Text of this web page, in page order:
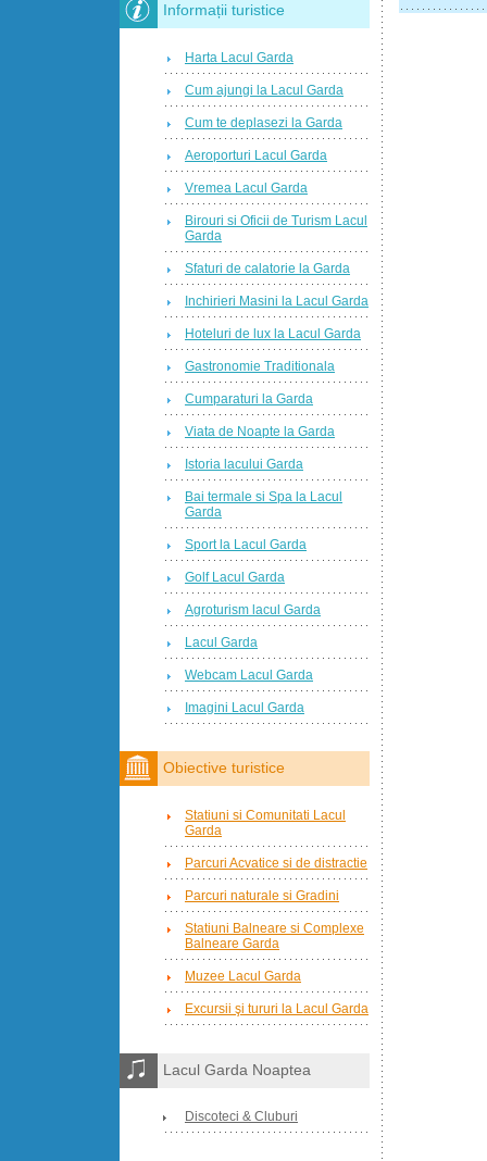
Informații turistice
Harta Lacul Garda
Cum ajungi la Lacul Garda
Cum te deplasezi la Garda
Aeroporturi Lacul Garda
Vremea Lacul Garda
Birouri si Oficii de Turism Lacul
Garda
Sfaturi de calatorie la Garda
Inchirieri Masini la Lacul Garda
Hoteluri de lux la Lacul Garda
Gastronomie Traditionala
Cumparaturi la Garda
Viata de Noapte la Garda
Istoria lacului Garda
Bai termale si Spa la Lacul
Garda
Sport la Lacul Garda
Golf Lacul Garda
Agroturism lacul Garda
Lacul Garda
Webcam Lacul Garda
Imagini Lacul Garda
Obiective turistice
Statiuni si Comunitati Lacul
Garda
Parcuri Acvatice si de distractie
Parcuri naturale si Gradini
Statiuni Balneare si Complexe
Balneare Garda
Muzee Lacul Garda
Excursii şi tururi la Lacul Garda
Lacul Garda Noaptea
Discoteci & Cluburi